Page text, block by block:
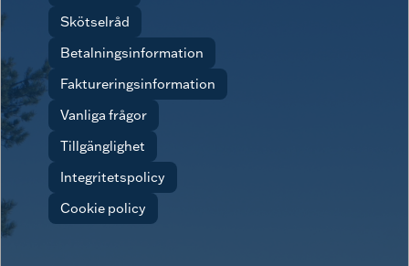
Skötselråd
Betalningsinformation
Faktureringsinformation
Vanliga frågor
Tillgänglighet
Integritetspolicy
Cookie policy